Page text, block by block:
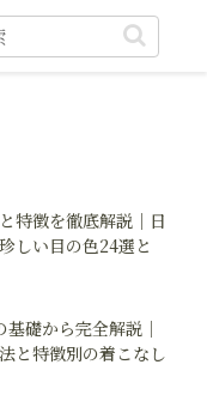
特徴を徹底解説｜日
しい目の色24選と
礎から完全解説｜
と特徴別の着こなし